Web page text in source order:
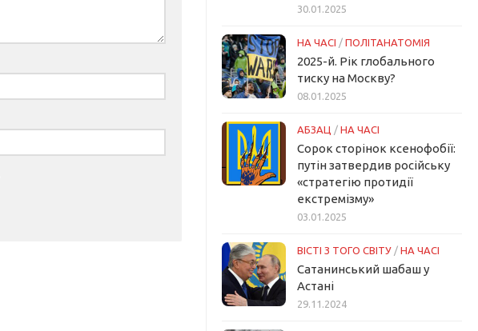
30.01.2025
НА ЧАСІ / ПОЛІТАНАТОМІЯ
2025-й. Рік глобального
тиску на Москву?
08.01.2025
АБЗАЦ / НА ЧАСІ
Сорок сторінок ксенофобії:
путін затвердив російську
«стратегію протидії
екстремізму»
03.01.2025
ВІСТІ З ТОГО СВІТУ / НА ЧАСІ
Сатанинський шабаш у
Астані
29.11.2024